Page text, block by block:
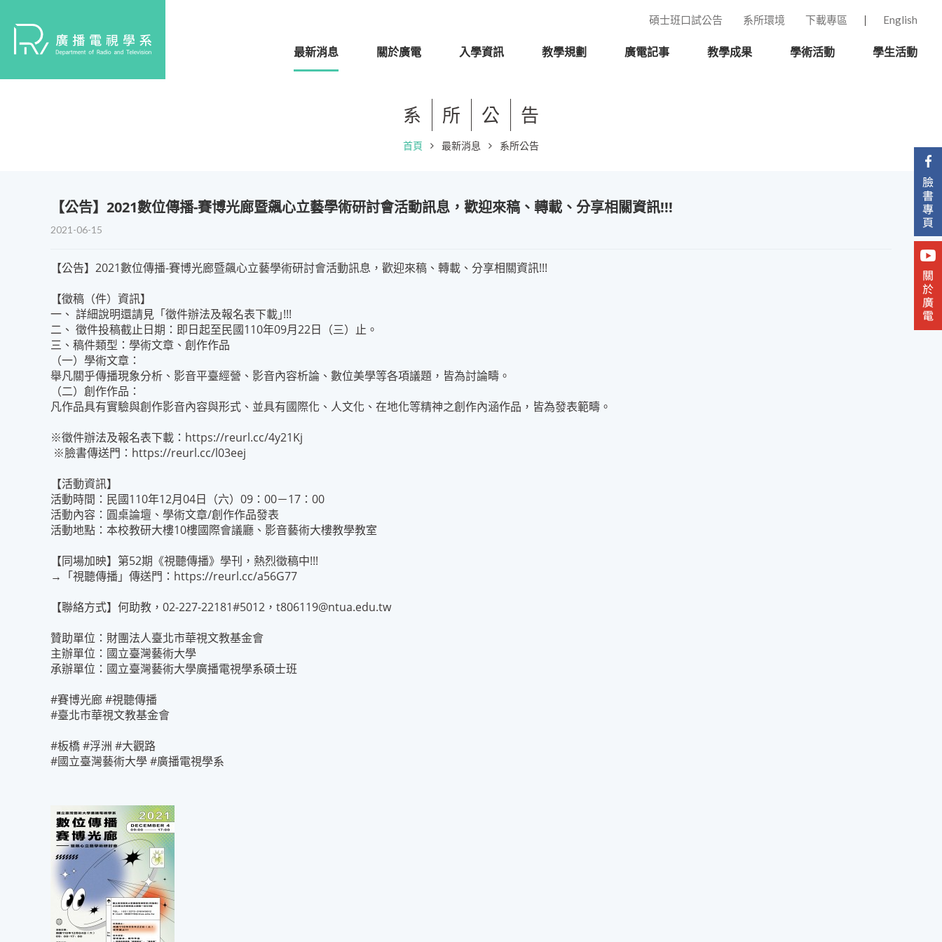
碩士班口試公告 系所環境 下載專區 English
最新消息 關於廣電 入學資訊 教學規劃 廣電記事 教學成果 學術活動 學生活動
系 所 公 告
首頁 最新消息 系所公告
​【公告】2021數位傳播-賽博光廊暨飆心立藝學術研討會活動訊息，歡迎來稿、轉載、分享相關資訊!!!
2021-06-15
【公告】2021數位傳播-賽博光廊暨飆心立藝學術研討會活動訊息，歡迎來稿、轉載、分享相關資訊!!!
【徵稿（件）資訊】
一、 詳細說明還請見「徵件辦法及報名表下載｣!!!
二、 徵件投稿截止日期：即日起至民國110年09月22日（三）止。
三、稿件類型：學術文章、創作作品
（一）學術文章：
舉凡關乎傳播現象分析、影音平臺經營、影音內容析論、數位美學等各項議題，皆為討論疇。
（二）創作作品：
凡作品具有實驗與創作影音內容與形式、並具有國際化、人文化、在地化等精神之創作內涵作品，皆為發表範疇。
※徵件辦法及報名表下載： https://reurl.cc/4y21Kj
※臉書傳送門： https://reurl.cc/l03eej
【活動資訊】
活動時間：民國110年12月04日（六）09：00－17：00
活動內容：圓桌論壇、學術文章/創作作品發表
活動地點：本校教研大樓10樓國際會議廳、影音藝術大樓教學教室
【同場加映】第52期《視聽傳播》學刊，熱烈徵稿中!!!
→「視聽傳播」傳送門： https://reurl.cc/a56G77
【聯絡方式】何助教，02-227-22181#5012，t806119@ntua.edu.tw
贊助單位：財團法人臺北市華視文教基金會
主辦單位：國立臺灣藝術大學
承辦單位：國立臺灣藝術大學廣播電視學系碩士班
#賽博光廊#視聽傳播
#臺北市華視文教基金會
#板橋 #浮洲 #大觀路
#國立臺灣藝術大學 #廣播電視學系